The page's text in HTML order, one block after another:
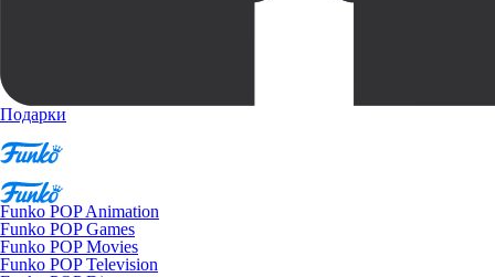
Подарки
Funko POP Animation
Funko POP Games
Funko POP Movies
Funko POP Television